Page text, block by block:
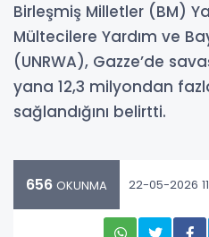
Birleşmiş Milletler (BM)
Mültecilere Yardım ve
(UNRWA), Gazze’de
yana 12,3 milyondan
sağlandığını belirtti.
656 OKUNMA 22-05-2026